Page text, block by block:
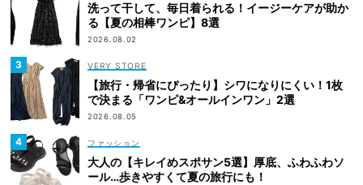
洗って干して、毎日着られる！イージーケアが助か
る【夏の相棒ワンピ】8選
2026.08.02
VERY STORE
【旅行・帰省にぴったり】シワになりにくい！1枚
で決まる「ワンピ&オールインワン」2選
2026.08.05
ファッション
大人の【キレイめスポサン5選】厚底、ふわふわソ
ール…歩きやすくて夏の旅行にも！